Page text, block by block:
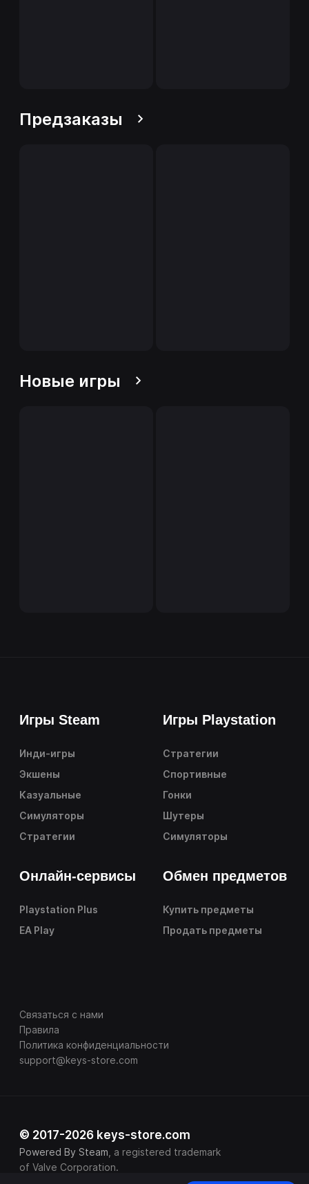
Предзаказы
Новые игры
Игры Steam
Инди-игры
Экшены
Казуальные
Симуляторы
Стратегии
Игры Playstation
Стратегии
Спортивные
Гонки
Шутеры
Симуляторы
Онлайн-сервисы
Playstation Plus
EA Play
Обмен предметов
Купить предметы
Продать предметы
Связаться с нами
Правила
Политика конфиденциальности
support@keys-store.com
© 2017-2026 keys-store.com
Powered By Steam , a registered trademark
of Valve Corporation.